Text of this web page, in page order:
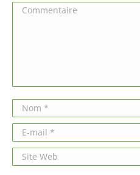
Commentaire
Nom *
E-mail *
Site Web